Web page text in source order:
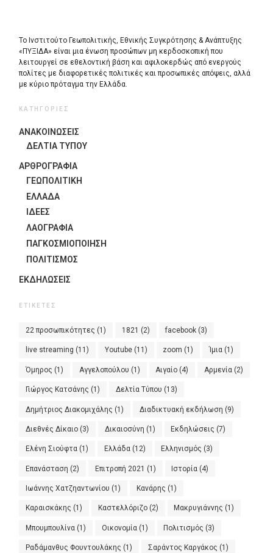
Το Ινστιτούτο Γεωπολιτικής, Εθνικής Συγκρότησης & Ανάπτυξης
«ΠΥΞΙΔΑ» είναι μια ένωση προσώπων μη κερδοσκοπική που
λειτουργεί σε εθελοντική βάση και αφιλοκερδώς από ενεργούς
πολίτες με διαφορετικές πολιτικές και προσωπικές απόψεις, αλλά
με κύριο πρόταγμα την Ελλάδα.
ΚΑΤΗΓΟΡΙΕΣ
ΑΝΑΚΟΙΝΩΣΕΙΣ
ΔΕΛΤΙΑ ΤΥΠΟΥ
ΑΡΘΡΟΓΡΑΦΙΑ
ΓΕΩΠΟΛΙΤΙΚΗ
ΕΛΛΑΔΑ
ΙΔΈΕΣ
ΛΑΟΓΡΑΦΊΑ
ΠΑΓΚΟΣΜΙΟΠΟΊΗΣΗ
ΠΟΛΙΤΙΣΜΟΣ
ΕΚΔΗΛΏΣΕΙΣ
ΕΤΙΚΈΤΕΣ
22 προσωπικότητες (1) 1821 (2) facebook (3)
live streaming (11) Youtube(11) zoom (1) Ίμια(1)
Όμηρος (1) Αγγελοπούλου (1) Αιγαίο (4) Αρμενία (2)
Γιώργος Κατσάνης (1) Δελτία Τύπου (13)
Δημήτριος Διακομιχάλης (1) Διαδικτυακή εκδήλωση (9)
Διεθνές Δίκαιο (3) Δικαιοσύνη (1) Εκδηλώσεις (7)
Ελένη Σιούφτα (1) Ελλάδα(12) Ελληνισμός (3)
Επανάσταση (2) Επιτροπή 2021 (1) Ιστορία (4)
Ιωάννης Χατζηαντωνίου (1) Κανάρης (1)
Καραισκάκης (1) Καστελλόριζο(2) Μακρυγιάννης (1)
Μπουμπουλίνα (1) Οικονομία (1) Πολιτισμός (3)
Ραδάμανθυς Φουντουλάκης (1) Σαράντος Καργάκος (1)